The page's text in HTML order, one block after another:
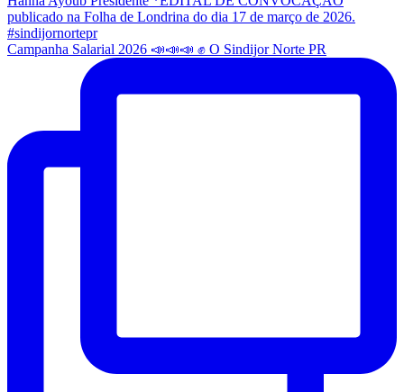
Campanha Salarial 2026 📣📣📣 ✊ O Sindijor Norte PR